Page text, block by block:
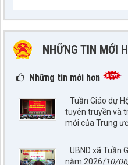
NHỮNG TIN MỚI
NHỮNG TIN CŨ
Những tin mới hơn
Tuần Giáo dự
tuyên truyền và
mới của Trung
UBND xã Tuần
năm 2026(10/